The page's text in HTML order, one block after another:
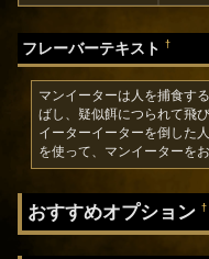
フレーバーテキスト†
マンイーターは人を捕食す
ばし、疑似餌につられて飛
イーターイーターを倒した
を使って、マンイーターを
おすすめオプション†